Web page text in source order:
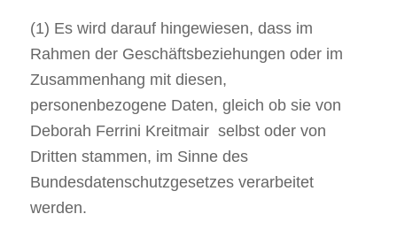
(1) Es wird darauf hingewiesen, dass im
Rahmen der Geschäftsbeziehungen oder im
Zusammenhang mit diesen,
personenbezogene Daten, gleich ob sie von
Deborah Ferrini Kreitmair selbst oder von
Dritten stammen, im Sinne des
Bundesdatenschutzgesetzes verarbeitet
werden.